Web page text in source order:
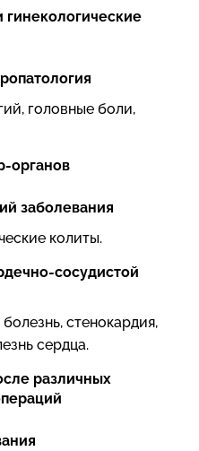
гинекологические
головные боли,
органов
заболевания
колиты.
сосудистой
стенокардия,
сердца.
различных